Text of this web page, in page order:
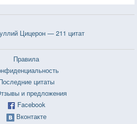
Цицерон — 211 цитат
Правила
цитаты
и предложения
Facebook
Вконтакте